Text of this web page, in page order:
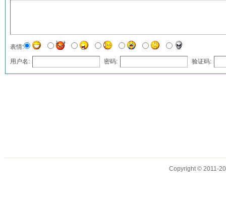
表情:
用户名: 密码: 验证码:
Copyright © 2011-